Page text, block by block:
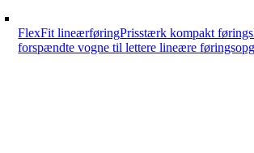
FlexFit lineærføringPrisstærk kompakt
forspændte vogne til lettere lineære